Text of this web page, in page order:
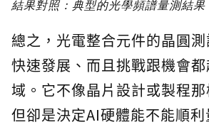
結果對照：典型的光學頻譜量測結果
總之，光電整合元件的晶圓
快速發展、而且挑戰跟機會
域。它不像晶片設計或製程那
但卻是決定AI硬體能不能順